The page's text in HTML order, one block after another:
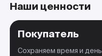
Наши ценности
Покупатель
Сохраняем время и